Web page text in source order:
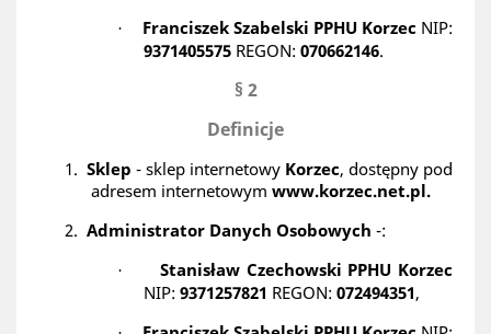
· Franciszek Szabelski PPHU Korzec NIP:
9371405575 REGON: 070662146.
§ 2
Definicje
1. Sklep - sklep internetowy Korzec, dostępny pod
adresem internetowym www.korzec.net.pl.
2. Administrator Danych Osobowych -:
·
Stanisław Czechowski PPHU Korzec
NIP: 9371257821 REGON: 072494351,